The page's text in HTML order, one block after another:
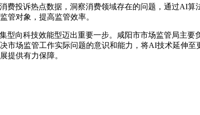
费投诉热点数据，洞察消费领域存在的问题，通过AI
管对象，提高监管效率。
型向科技效能型迈出重要一步。咸阳市市场监管局主
市场监管工作实际问题的意识和能力，将AI技术延伸
提供有力保障。